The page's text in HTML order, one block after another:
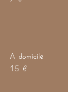
A domicile
15 €